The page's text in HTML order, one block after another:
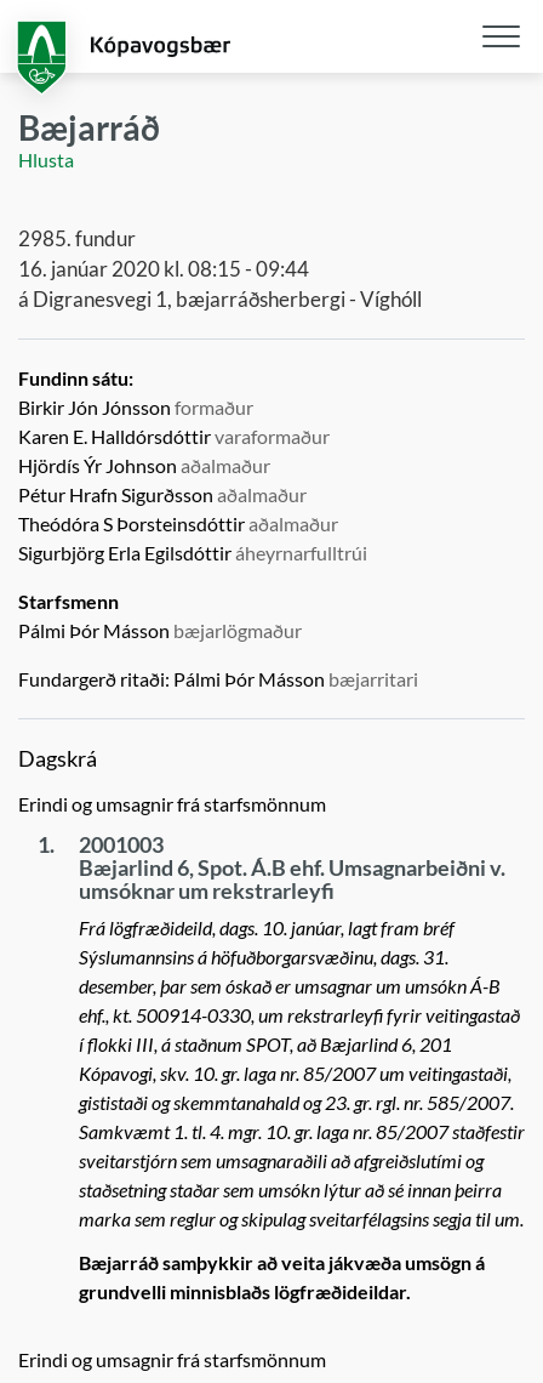
aðalefni
Bæjarráð
Hlusta
2985. fundur
16. janúar 2020 kl. 08:15 - 09:44
á Digranesvegi 1, bæjarráðsherbergi - Víghóll
Fundinn sátu:
Birkir Jón Jónsson formaður
Karen E. Halldórsdóttirvaraformaður
Hjördís Ýr Johnson aðalmaður
Pétur Hrafn Sigurðsson aðalmaður
Theódóra S Þorsteinsdóttiraðalmaður
Sigurbjörg Erla Egilsdóttiráheyrnarfulltrúi
Starfsmenn
Pálmi Þór Másson bæjarlögmaður
Fundargerð ritaði: Pálmi Þór Másson bæjarritari
Dagskrá
Erindi og umsagnir frá starfsmönnum
1.
2001003
Bæjarlind 6, Spot. Á.B ehf. Umsagnarbeiðni v.
umsóknar um rekstrarleyfi
Frá lögfræðideild, dags. 10. janúar, lagt fram bréf
Sýslumannsins á höfuðborgarsvæðinu, dags. 31.
desember, þar sem óskað er umsagnar um umsókn Á-B
ehf., kt. 500914-0330, um rekstrarleyfi fyrir veitingastað
í flokki III, á staðnum SPOT, að Bæjarlind 6, 201
Kópavogi, skv. 10. gr. laga nr. 85/2007 um veitingastaði,
gististaði og skemmtanahald og 23. gr. rgl. nr. 585/2007.
Samkvæmt 1. tl. 4. mgr. 10. gr. laga nr. 85/2007 staðfestir
sveitarstjórn sem umsagnaraðili að afgreiðslutími og
staðsetning staðar sem umsókn lýtur að sé innan þeirra
marka sem reglur og skipulag sveitarfélagsins segja til um.
Bæjarráð samþykkir að veita jákvæða umsögn á
grundvelli minnisblaðs lögfræðideildar.
Erindi og umsagnir frá starfsmönnum
Opna